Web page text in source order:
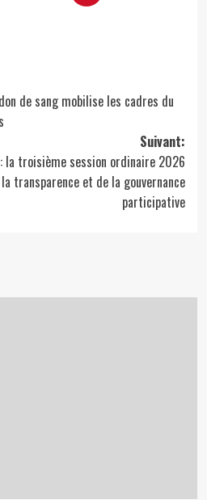
de sang mobilise les cadres du
Suivant:
: la troisième session ordinaire 2026
transparence et de la gouvernance
participative